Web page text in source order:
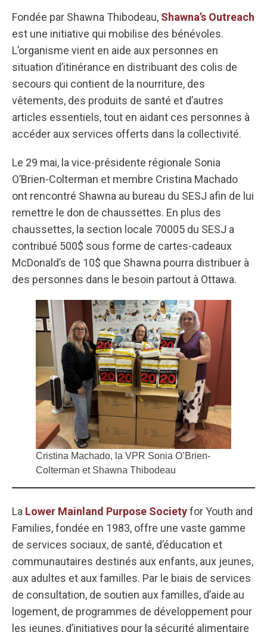
Fondée par Shawna Thibodeau, Shawna’s Outreach
est une initiative qui mobilise des bénévoles.
L’organisme vient en aide aux personnes en
situation d’itinérance en distribuant des colis de
secours qui contient de la nourriture, des
vêtements, des produits de santé et d’autres
articles essentiels, tout en aidant ces personnes à
accéder aux services offerts dans la collectivité.
Le 29 mai, la vice-présidente régionale Sonia
O’Brien-Colterman et membre Cristina Machado
ont rencontré Shawna au bureau du SESJ afin de lui
remettre le don de chaussettes. En plus des
chaussettes, la section locale 70005 du SESJ a
contribué 500$ sous forme de cartes-cadeaux
McDonald’s de 10$ que Shawna pourra distribuer à
des personnes dans le besoin partout à Ottawa.
Cristina Machado, la VPR Sonia O’Brien-
Colterman et Shawna Thibodeau
La Lower Mainland Purpose Societyfor Youth and
Families, fondée en 1983, offre une vaste gamme
de services sociaux, de santé, d’éducation et
communautaires destinés aux enfants, aux jeunes,
aux adultes et aux familles. Par le biais de services
de consultation, de soutien aux familles, d’aide au
logement, de programmes de développement pour
les jeunes, d’initiatives pour la sécurité alimentaire